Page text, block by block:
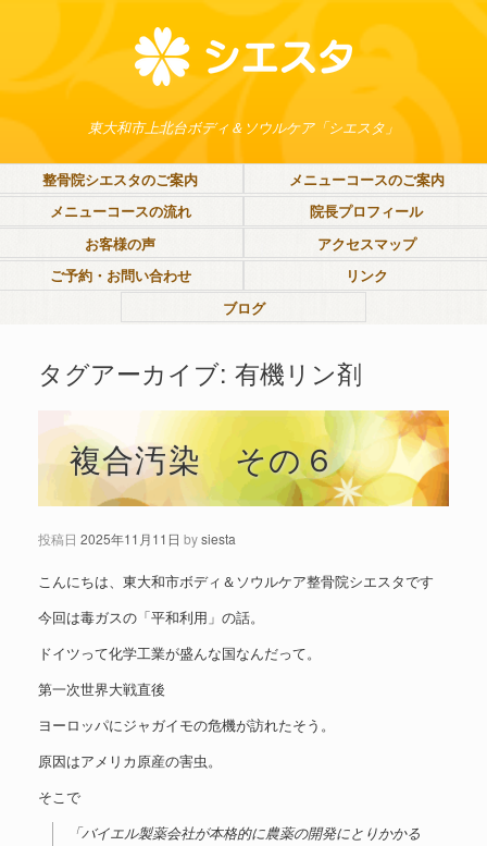
東大和市上北台ボディ＆ソウルケア「シエスタ」
整骨院シエスタのご案内
メニューコースのご案内
メニューコースの流れ
院長プロフィール
お客様の声
アクセスマップ
ご予約・お問い合わせ
リンク
ブログ
タグアーカイブ: 有機リン剤
複合汚染 その６
投稿日 2025年11月11日 bysiesta
こんにちは、東大和市ボディ＆ソウルケア整骨院シエスタです
今回は毒ガスの「平和利用」の話。
ドイツって化学工業が盛んな国なんだって。
第一次世界大戦直後
ヨーロッパにジャガイモの危機が訪れたそう。
原因はアメリカ原産の害虫。
そこで
「バイエル製薬会社が本格的に農薬の開発にとりかかる